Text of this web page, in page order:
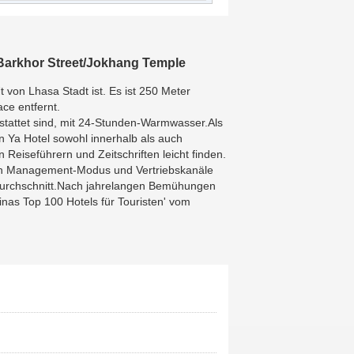
ranranwin said :
basically satisfied. There is a parking
lot, which is very close to Jokhang
Temple and Potala Palace
eastwolfsaid:It's been more than a
month. I'm very satisfied. I still live
here in Lhasa
to find and the travel is convenient. It's
Street/Jokhang Temple
von Lhasa Stadt ist. Es ist 250 Meter
entfernt.
sind, mit 24-Stunden-Warmwasser.Als
Ya Hotel sowohl innerhalb als auch
und Zeitschriften leicht finden.
Modus und Vertriebskanäle
jahrelangen Bemühungen
Top 100 Hotels für Touristen' vom